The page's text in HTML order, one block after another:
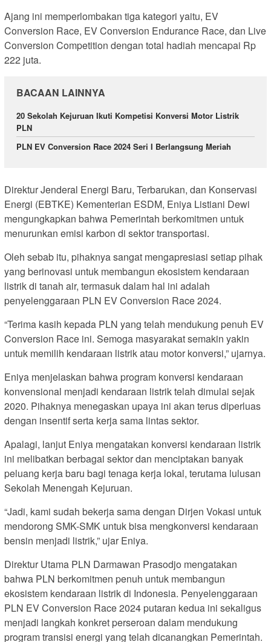
Ajang ini memperlombakan tiga kategori yaitu, EV
Conversion Race, EV Conversion Endurance Race, dan Live
Conversion Competition dengan total hadiah mencapai Rp
222 juta.
BACAAN LAINNYA
20 Sekolah Kejuruan Ikuti Kompetisi Konversi Motor Listrik
PLN
PLN EV Conversion Race 2024 Seri I Berlangsung Meriah
Direktur Jenderal Energi Baru, Terbarukan, dan Konservasi
Energi (EBTKE) Kementerian ESDM, Eniya Listiani Dewi
mengungkapkan bahwa Pemerintah berkomitmen untuk
menurunkan emisi karbon di sektor transportasi.
Oleh sebab itu, pihaknya sangat mengapresiasi setiap pihak
yang berinovasi untuk membangun ekosistem kendaraan
listrik di tanah air, termasuk dalam hal ini adalah
penyelenggaraan PLN EV Conversion Race 2024.
“Terima kasih kepada PLN yang telah mendukung penuh EV
Conversion Race ini. Semoga masyarakat semakin yakin
untuk memilih kendaraan listrik atau motor konversi,” ujarnya.
Eniya menjelaskan bahwa program konversi kendaraan
konvensional menjadi kendaraan listrik telah dimulai sejak
2020. Pihaknya menegaskan upaya ini akan terus diperluas
dengan insentif serta kerja sama lintas sektor.
Apalagi, lanjut Eniya mengatakan konversi kendaraan listrik
ini melibatkan berbagai sektor dan menciptakan banyak
peluang kerja baru bagi tenaga kerja lokal, terutama lulusan
Sekolah Menengah Kejuruan.
“Jadi, kami sudah bekerja sama dengan Dirjen Vokasi untuk
mendorong SMK-SMK untuk bisa mengkonversi kendaraan
bensin menjadi listrik,” ujar Eniya.
Direktur Utama PLN Darmawan Prasodjo mengatakan
bahwa PLN berkomitmen penuh untuk membangun
ekosistem kendaraan listrik di Indonesia. Penyelenggaraan
PLN EV Conversion Race 2024 putaran kedua ini sekaligus
menjadi langkah konkret perseroan dalam mendukung
program transisi energi yang telah dicanangkan Pemerintah.